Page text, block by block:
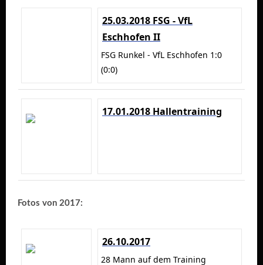
25.03.2018 FSG - VfL
Eschhofen II
FSG Runkel - VfL Eschhofen 1:0
(0:0)
17.01.2018 Hallentraining
Fotos von 2017:
26.10.2017
28 Mann auf dem Training